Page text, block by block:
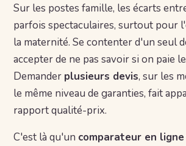
Sur les postes famille, les écarts
parfois spectaculaires, surtout pour
la maternité. Se contenter d'un seul
accepter de ne pas savoir si on paie
Demander plusieurs devis, sur les
le même niveau de garanties, fait
rapport qualité-prix.
C'est là qu'un comparateur en ligne